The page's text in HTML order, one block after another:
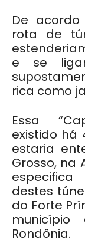
De
rota de
e se
rica como
Essa
existido há
estaria
Grosso, na
destes
do Forte
Rondônia.